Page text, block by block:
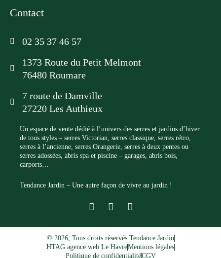
Contact
02 35 37 46 57
1373 Route du Petit Melmont
76480 Roumare
7 route de Damville
27220 Les Authieux
Un espace de vente dédié à l’univers des serres et jardins d’hiver
de tous styles – serres Victorian, serres classique, serres rétro,
serres à l’ancienne, serres Orangerie, serres à deux pentes ou
serres adossées, abris spa et piscine – garages, abris bois,
carports…
Tendance Jardin – Une autre façon de vivre au jardin !
F
c
e
b
o
I
s
t
a
g
L
n
k
e
d
© 2026, Tous droits réservés Tendance Jardin
HTAG agence web Le HavreMentions légales
Politique de confidentialitéCGV